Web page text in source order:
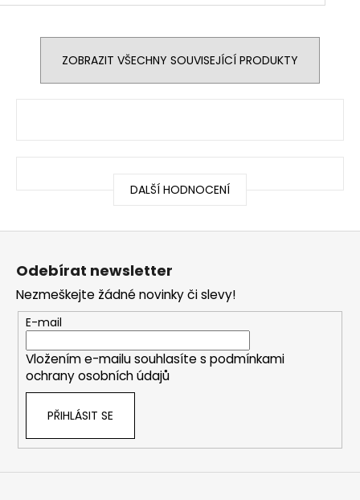
ZOBRAZIT VŠECHNY SOUVISEJÍCÍ PRODUKTY
DALŠÍ HODNOCENÍ
Z
Odebírat newsletter
Nezmeškejte žádné novinky či slevy!
E-mail
Vložením e-mailu souhlasíte s podmínkami
ochrany osobních údajů
PŘIHLÁSIT SE